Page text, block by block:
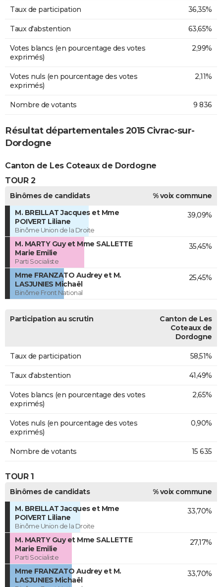
Taux de participation 36,35%
Taux d'abstention 63,65%
Votes blancs (en pourcentage des votes
exprimés)
2,99%
Votes nuls (en pourcentage des votes
exprimés)
2,11%
Nombre de votants 9 836
Résultat départementales 2015 Civrac-sur-
Dordogne
Canton de Les Coteaux de Dordogne
TOUR 2
Binômes de candidats
% voix commune
M. BREILLAT Jacques et Mme
POIVERT Liliane
Binôme Union de la Droite
39,09%
M. MARTY Guy et Mme SALLETTE
Marie Emilie
Parti Socialiste
35,45%
Mme FRANZATO Audrey et M.
LASJUNIES Michaël
Binôme Front National
25,45%
Participation au scrutin
Canton de Les
Coteaux de
Dordogne
Taux de participation 58,51%
Taux d'abstention 41,49%
Votes blancs (en pourcentage des votes
exprimés)
2,65%
Votes nuls (en pourcentage des votes
exprimés)
0,90%
Nombre de votants 15 635
TOUR 1
Binômes de candidats
% voix commune
M. BREILLAT Jacques et Mme
POIVERT Liliane
Binôme Union de la Droite
33,70%
M. MARTY Guy et Mme SALLETTE
Marie Emilie
Parti Socialiste
27,17%
Mme FRANZATO Audrey et M.
LASJUNIES Michaël
33,70%